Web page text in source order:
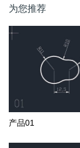
为您推荐
产品01